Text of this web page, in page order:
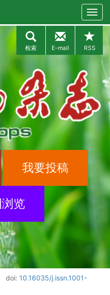
检索 E-mail RSS
我要投稿
览
doi: 10.16035/j.issn.1001-